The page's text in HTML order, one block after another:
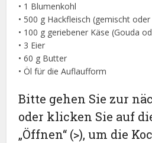
• 1 Blumenkohl
• 500 g Hackfleisch (gemischt oder
• 100 g geriebener Käse (Gouda
• 3 Eier
• 60 g Butter
• Öl für die Auflaufform
Bitte gehen Sie zur
oder klicken Sie auf
„Öffnen“ (>), um die